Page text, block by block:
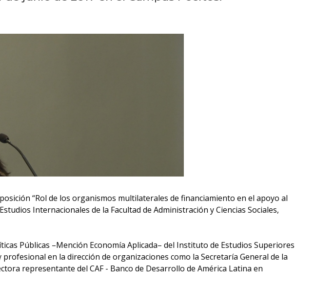
facultad
“Rol de los organismos multilaterales de financiamiento en el apoyo al
Internacionales de la Facultad de Administración y Ciencias Sociales,
Públicas –Mención Economía Aplicada– del Instituto de Estudios Superiores
en la dirección de organizaciones como la Secretaría General de la
representante del CAF - Banco de Desarrollo de América Latina en